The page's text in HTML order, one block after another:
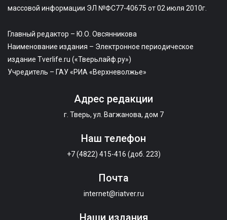
массовой информации ЭЛ №ФС77-40675 от 02 июля 2010г.
Главный редактор – Ю.О. Овсянникова
Наименование издания – Электронное периодическое
издание Tverlife.ru («Тверьлайф.ру»)
Учредитель – ГАУ «РИА «Верхневолжье»
Адрес редакции
г. Тверь, ул. Вагжанова, дом 7
Наш телефон
+7 (4822) 415-416 (доб. 223)
Почта
internet@riatver.ru
Наши издания